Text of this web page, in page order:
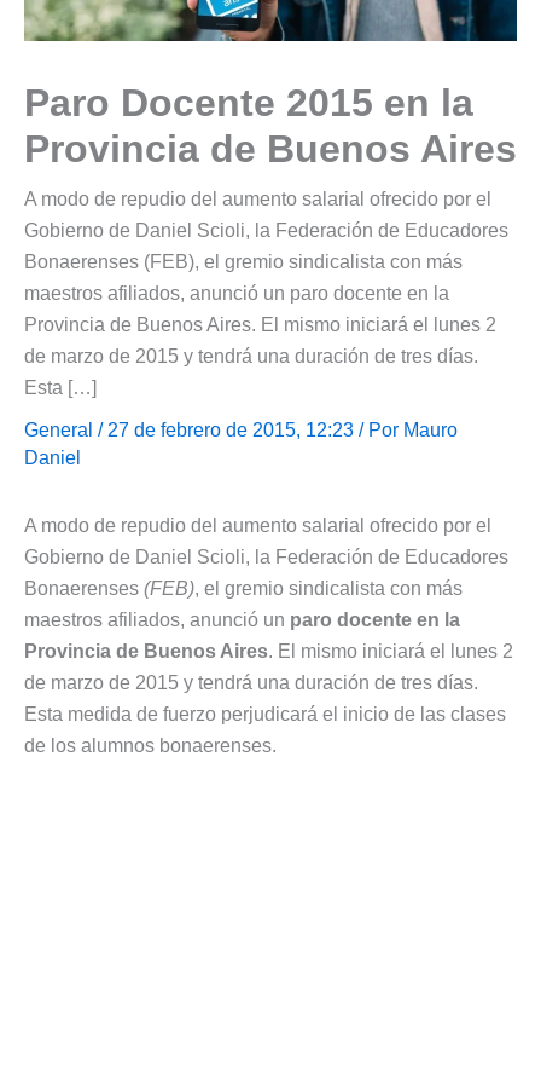
Paro Docente 2015 en la
Provincia de Buenos Aires
A modo de repudio del aumento salarial ofrecido por el
Gobierno de Daniel Scioli, la Federación de Educadores
Bonaerenses (FEB), el gremio sindicalista con más
maestros afiliados, anunció un paro docente en la
Provincia de Buenos Aires. El mismo iniciará el lunes 2
de marzo de 2015 y tendrá una duración de tres días.
Esta […]
General / 27 de febrero de 2015, 12:23 / Por Mauro
Daniel
A modo de repudio del aumento salarial ofrecido por el
Gobierno de Daniel Scioli, la Federación de Educadores
Bonaerenses (FEB), el gremio sindicalista con más
maestros afiliados, anunció un paro docente en la
Provincia de Buenos Aires. El mismo iniciará el lunes 2
de marzo de 2015 y tendrá una duración de tres días.
Esta medida de fuerzo perjudicará el inicio de las clases
de los alumnos bonaerenses.